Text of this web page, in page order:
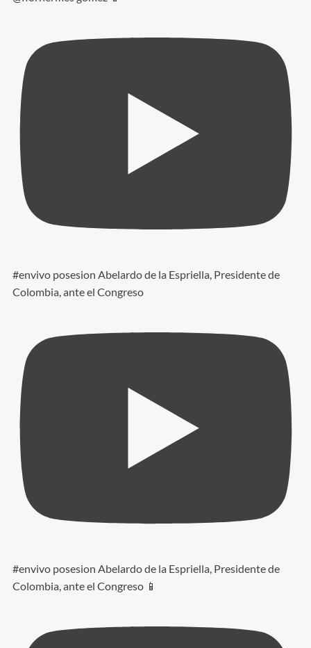
#envivo posesion Abelardo de la Espriella, Presidente de
Colombia, ante el Congreso
#envivo posesion Abelardo de la Espriella, Presidente de
Colombia, ante el Congreso 📱